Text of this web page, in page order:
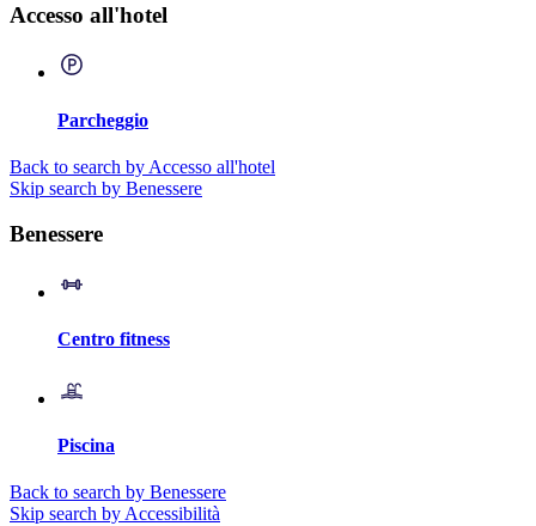
Accesso all'hotel
Parcheggio
Back to search by Accesso all'hotel
Skip search by Benessere
Benessere
Centro fitness
Piscina
Back to search by Benessere
Skip search by Accessibilità